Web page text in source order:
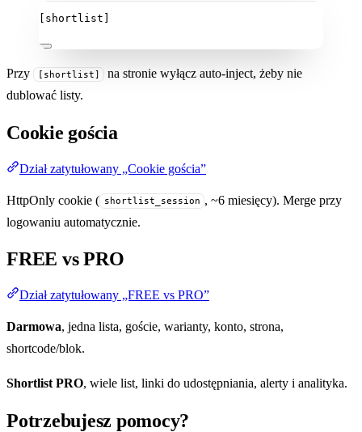
[shortlist]
Przy [shortlist]
na stronie wyłącz auto-inject, żeby nie
dublować listy.
Cookie gościa
Dział zatytułowany „Cookie gościa”
HttpOnly cookie ( shortlist_session , ~6 miesięcy). Merge przy
logowaniu automatycznie.
FREE vs PRO
Dział zatytułowany „FREE vs PRO”
Darmowa, jedna lista, goście, warianty, konto, strona,
shortcode/blok.
Shortlist PRO, wiele list, linki do udostępniania, alerty i analityka.
Potrzebujesz pomocy?